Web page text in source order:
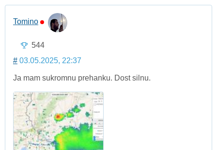
Tomino
544
# 03.05.2025, 22:37
Ja mam sukromnu prehanku. Dost silnu.